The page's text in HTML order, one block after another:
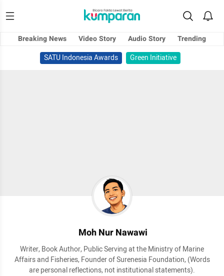
Breaking News Video Story Audio Story
Trending
SATU Indonesia Awards
Green Initiative
Moh Nur Nawawi
Writer, Book Author, Public Serving at the Ministry of Marine
Affairs and Fisheries, Founder of Surenesia Foundation, (Words
are personal reflections, not institutional statements).